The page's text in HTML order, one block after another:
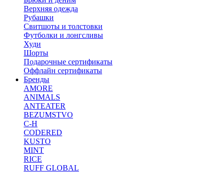
Верхняя одежда
Рубашки
Свитшоты и толстовки
Футболки и лонгсливы
Худи
Шорты
Подарочные сертификаты
Оффлайн сертификаты
Бренды
AMORE
ANIMALS
ANTEATER
BEZUMSTVO
C-H
CODERED
KUSTO
MINT
RICE
RUFF GLOBAL